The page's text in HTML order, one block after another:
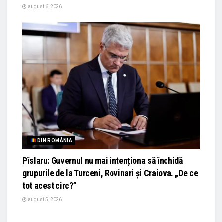
august 6, 2026
DIN ROMÂNIA
Pîslaru: Guvernul nu mai intenționa să închidă
grupurile de la Turceni, Rovinari și Craiova. „De ce
tot acest circ?”
august 5, 2026